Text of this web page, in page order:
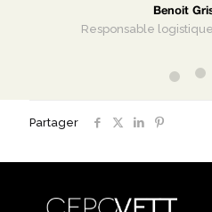
Benoit
Responsable
Partager